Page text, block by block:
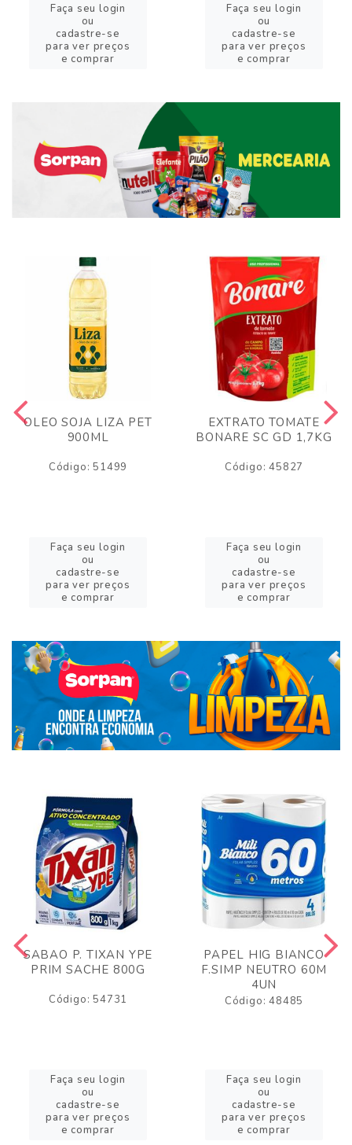
Faça seu login
ou
cadastre-se
para ver preços
e comprar
Faça seu login
ou
cadastre-se
para ver preços
e comprar
OLEO SOJA LIZA PET
900ML
Código: 51499
Faça seu login
ou
cadastre-se
para ver preços
e comprar
EXTRATO TOMATE
BONARE SC GD 1,7KG
Código: 45827
Faça seu login
ou
cadastre-se
para ver preços
e comprar
SABAO P. TIXAN YPE
PRIM SACHE 800G
Código: 54731
Faça seu login
ou
cadastre-se
para ver preços
e comprar
PAPEL HIG BIANCO
F.SIMP NEUTRO 60M
4UN
Código: 48485
Faça seu login
ou
cadastre-se
para ver preços
e comprar